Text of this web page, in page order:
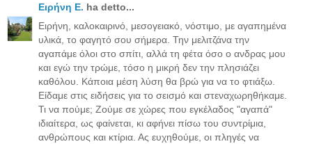
Ειρήνη Ε. ha detto...
Ειρήνη, καλοκαιρινό, μεσογειακό, νόστιμο, με αγαπημένα
υλικά, το φαγητό σου σήμερα. Την μελιτζάνα την
αγαπάμε όλοι στο σπίτι, αλλά τη φέτα όσο ο ανδρας μου
και εγώ την τρώμε, τόσο η μικρή δεν την πλησιάζει
καθόλου. Κάποια μέση λύση θα βρώ για να το φτιάξω.
Είδαμε στις ειδήσεις για το σεισμό και στεναχωρηθήκαμε.
Τι να πούμε; Ζούμε σε χώρες που εγκέλαδος "αγαπά"
ιδιαίτερα, ως φαίνεται, κι αφήνει πίσω του συντρίμια,
ανθρώπους και κτίρια. Ας ευχηθούμε, οι πληγές να